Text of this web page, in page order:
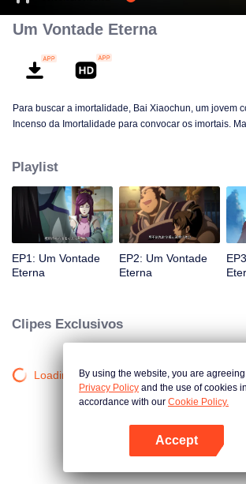
Abra o programa
Um Vontade Eterna
Para buscar a imortalidade, Bai Xiaochun, um jovem
Incenso da Imortalidade para convocar os imortais.
tramas divertidas. Venha assistir para encher seu
Playlist
EP1: Um Vontade
Eterna
EP2: Um Vontade
Eterna
Clipes Exclusivos
Loading…By using the website, you are
Privacy Policy and the use of cookies in
accordance with our Cookie Policy.
Accept